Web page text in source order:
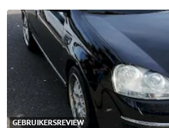
GEBRUIKERSREVIEW